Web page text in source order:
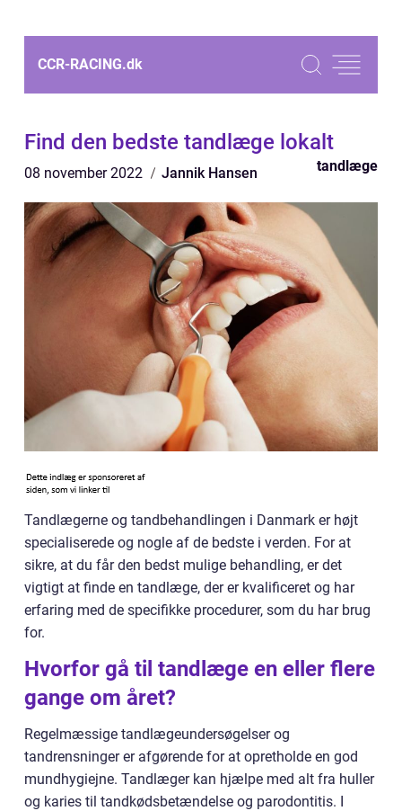
CCR-RACING.dk
Find den bedste tandlæge lokalt
08 november 2022 Jannik Hansen tandlæge
Tandlægerne og tandbehandlingen i Danmark er højt
specialiserede og nogle af de bedste i verden. For at
sikre, at du får den bedst mulige behandling, er det
vigtigt at finde en tandlæge, der er kvalificeret og har
erfaring med de specifikke procedurer, som du har brug
for.
Hvorfor gå til tandlæge en eller flere
gange om året?
Regelmæssige tandlægeundersøgelser og
tandrensninger er afgørende for at opretholde en god
mundhygiejne. Tandlæger kan hjælpe med alt fra huller
og karies til tandkødsbetændelse og parodontitis. I